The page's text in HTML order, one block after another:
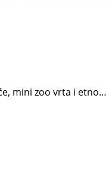
mini zoo vrta i etno…